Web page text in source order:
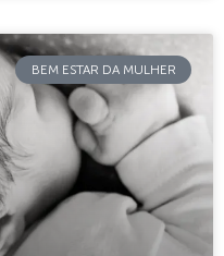
BEM ESTAR DA MULHER